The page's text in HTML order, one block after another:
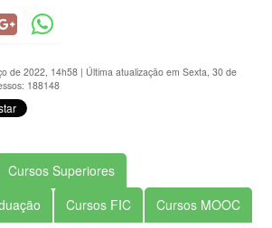
de 2022, 14h58 | Última atualização em Sexta, 30 de
188148
Cursos Superiores
Cursos FIC
Cursos MOOC